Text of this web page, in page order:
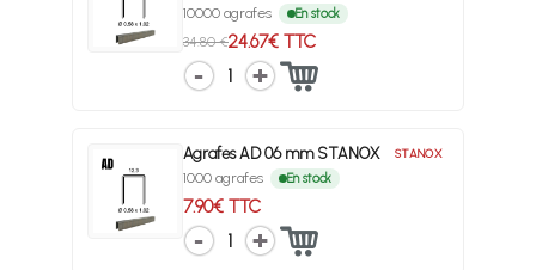
10000 agrafes En stock
34.80 €24.67€ TTC
1
Agrafes AD 06 mm STANOX STANOX
1000 agrafes En stock
7.90€ TTC
1